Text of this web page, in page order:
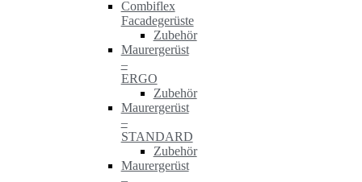
Combiflex
Facadegerüste
Zubehör
Maurergerüst
–
ERGO
Zubehör
Maurergerüst
–
STANDARD
Zubehör
Maurergerüst